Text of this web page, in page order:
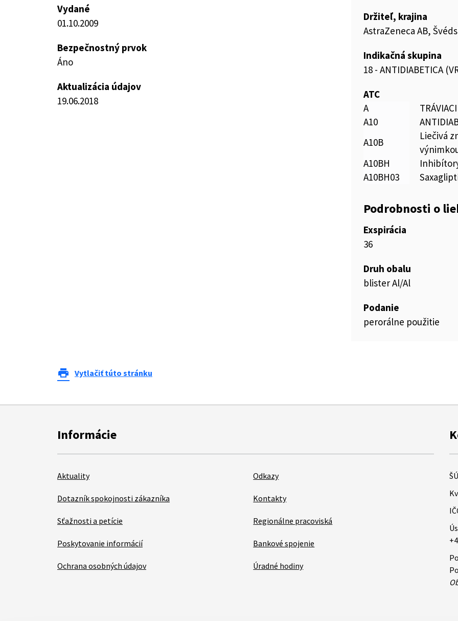
Vydané
01.10.2009
Bezpečnostný prvok
Áno
Aktualizácia údajov
19.06.2018
Držiteľ, krajina
AstraZeneca AB,
Indikačná skupina
18 - ANTIDIABETICA
ATC
A
A10
A10B
Liečivá
A10BH
A10BH03
Podrobnosti o
Exspirácia
36
Druh obalu
blister Al/Al
Podanie
perorálne použitie
print Vytlačiť túto stránku
Informácie
Aktuality
Dotazník spokojnosti zákazníka
Sťažnosti a petície
Poskytovanie informácií
Ochrana osobných údajov
Odkazy
Kontakty
Regionálne pracoviská
Bankové spojenie
Úradné hodiny